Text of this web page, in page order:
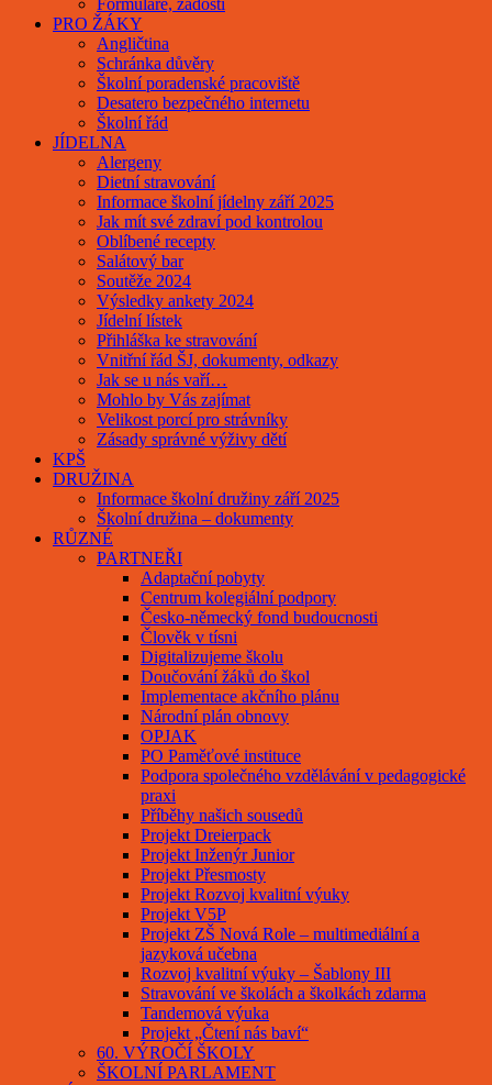
Formuláře, žádosti
PRO ŽÁKY
Angličtina
Schránka důvěry
Školní poradenské pracoviště
Desatero bezpečného internetu
Školní řád
JÍDELNA
Alergeny
Dietní stravování
Informace školní jídelny září 2025
Jak mít své zdraví pod kontrolou
Oblíbené recepty
Salátový bar
Soutěže 2024
Výsledky ankety 2024
Jídelní lístek
Přihláška ke stravování
Vnitřní řád ŠJ, dokumenty, odkazy
Jak se u nás vaří…
Mohlo by Vás zajímat
Velikost porcí pro strávníky
Zásady správné výživy dětí
KPŠ
DRUŽINA
Informace školní družiny září 2025
Školní družina – dokumenty
RŮZNÉ
PARTNEŘI
Adaptační pobyty
Centrum kolegiální podpory
Česko-německý fond budoucnosti
Člověk v tísni
Digitalizujeme školu
Doučování žáků do škol
Implementace akčního plánu
Národní plán obnovy
OPJAK
PO Paměťové instituce
Podpora společného vzdělávání v pedagogické
praxi
Příběhy našich sousedů
Projekt Dreierpack
Projekt Inženýr Junior
Projekt Přesmosty
Projekt Rozvoj kvalitní výuky
Projekt V5P
Projekt ZŠ Nová Role – multimediální a
jazyková učebna
Rozvoj kvalitní výuky – Šablony III
Stravování ve školách a školkách zdarma
Tandemová výuka
Projekt „Čtení nás baví“
60. VÝROČÍ ŠKOLY
ŠKOLNÍ PARLAMENT